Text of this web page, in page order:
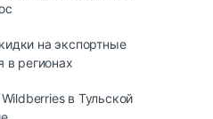
на экспортные
в регионах
в Тульской